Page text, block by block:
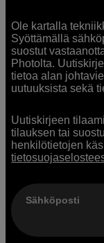
Ole kartalla
Syöttämällä
suostut
Photolta.
tietoa alan
uutuuksista sekä
Uutiskirjeen
tilauksen tai
henkilötietojen
Sähköposti